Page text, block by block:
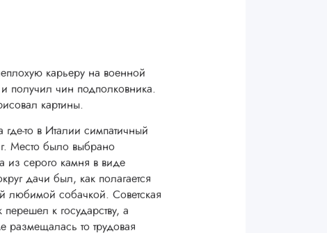
карьеру на военной
получил чин подполковника.
картины.
то в Италии симпатичный
Место было выбрано
серого камня в виде
дачи был, как полагается
любимой собачкой. Советская
к государству, а
то трудовая